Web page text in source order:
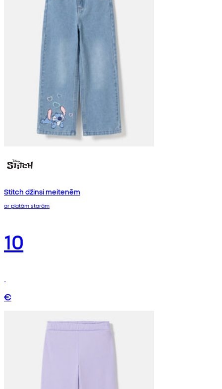
Stitch džinsi meitenēm
ar platām starām
10
€